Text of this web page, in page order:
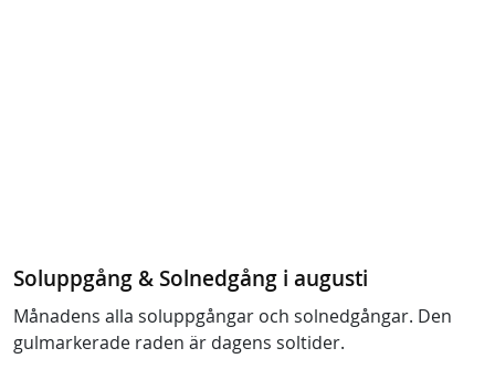
Soluppgång & Solnedgång i augusti
Månadens alla soluppgångar och solnedgångar. Den
gulmarkerade raden är dagens soltider.